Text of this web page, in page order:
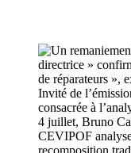
Invité de
consacrée à
4 juillet, Bruno
CEVIPOF